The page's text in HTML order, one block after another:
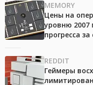
MEMORY
Цены на
уровню 2007
прогресса
REDDIT
Геймеры